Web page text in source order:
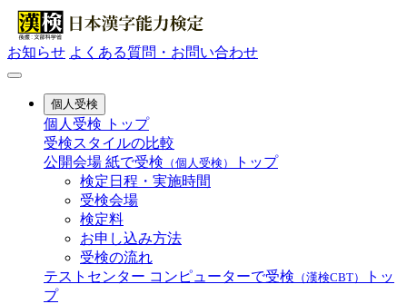
お知らせ よくある質問・お問い合わせ
個人受検
個人受検 トップ
受検スタイルの比較
公開会場 紙で受検 （個人受検）
トップ
検定日程・実施時間
受検会場
検定料
お申し込み方法
受検の流れ
テストセンター コンピューターで受検 （漢検CBT）
トッ
プ